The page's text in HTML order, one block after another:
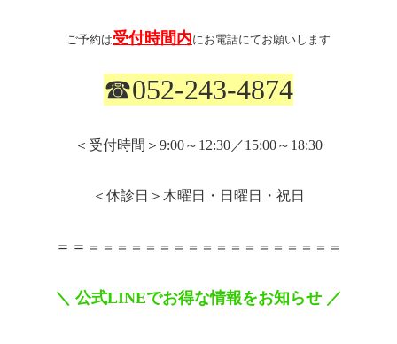
ご予約は受付時間内にお電話にてお願いします
☎052-243-4874
＜受付時間＞ 9:00～ 12:30／15:00～ 18:30
＜休診日＞木曜日・日曜日・祝日
＝＝ ＝＝＝＝＝＝＝＝＝＝＝＝＝＝＝＝＝＝
＼ 公式LINEでお得な情報をお知らせ ／